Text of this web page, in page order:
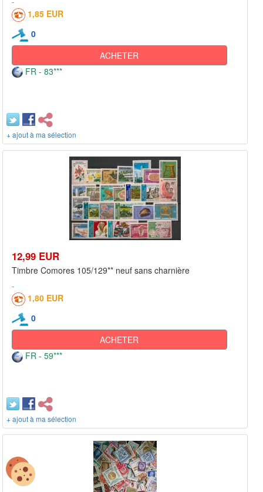
1,85 EUR
0
ACHETER
FR - 83***
+ ajout à ma sélection
12,99 EUR
Timbre Comores 105/129** neuf sans charnière
1,80 EUR
0
ACHETER
FR - 59***
+ ajout à ma sélection